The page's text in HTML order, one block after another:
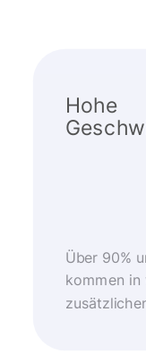
Hohe
Über 90%
kommen in